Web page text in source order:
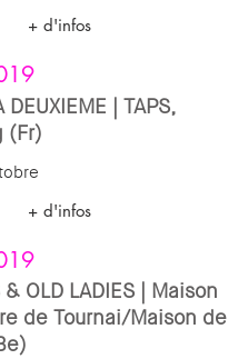
+ d'infos
DEUXIEME | TAPS,
(Fr)
+ d'infos
& OLD LADIES | Maison
de Tournai/Maison de